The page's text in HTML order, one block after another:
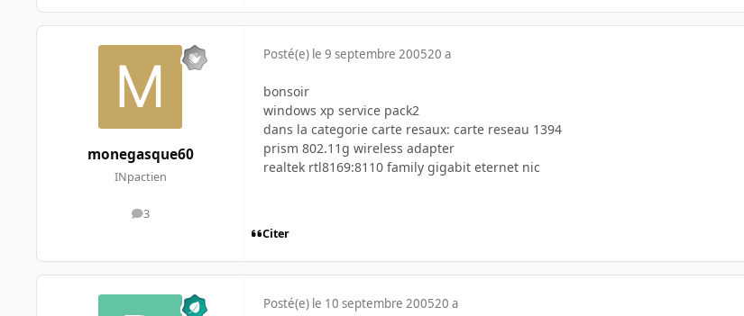
monegasque60
INpactien
3
messages
Posté(e) le 9 septembre 200520 a
bonsoir
windows xp service pack2
dans la categorie carte resaux: carte reseau 1394
prism 802.11g wireless adapter
realtek rtl8169:8110 family gigabit eternet nic
Citer
Posté(e) le 10 septembre 200520 a